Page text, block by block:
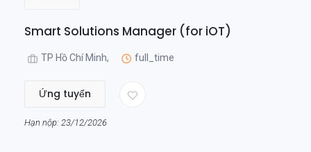
Smart Solutions Manager (for iOT)
TP Hồ Chí Minh, full_time
Ứng tuyển
Hạn nộp: 23/12/2026